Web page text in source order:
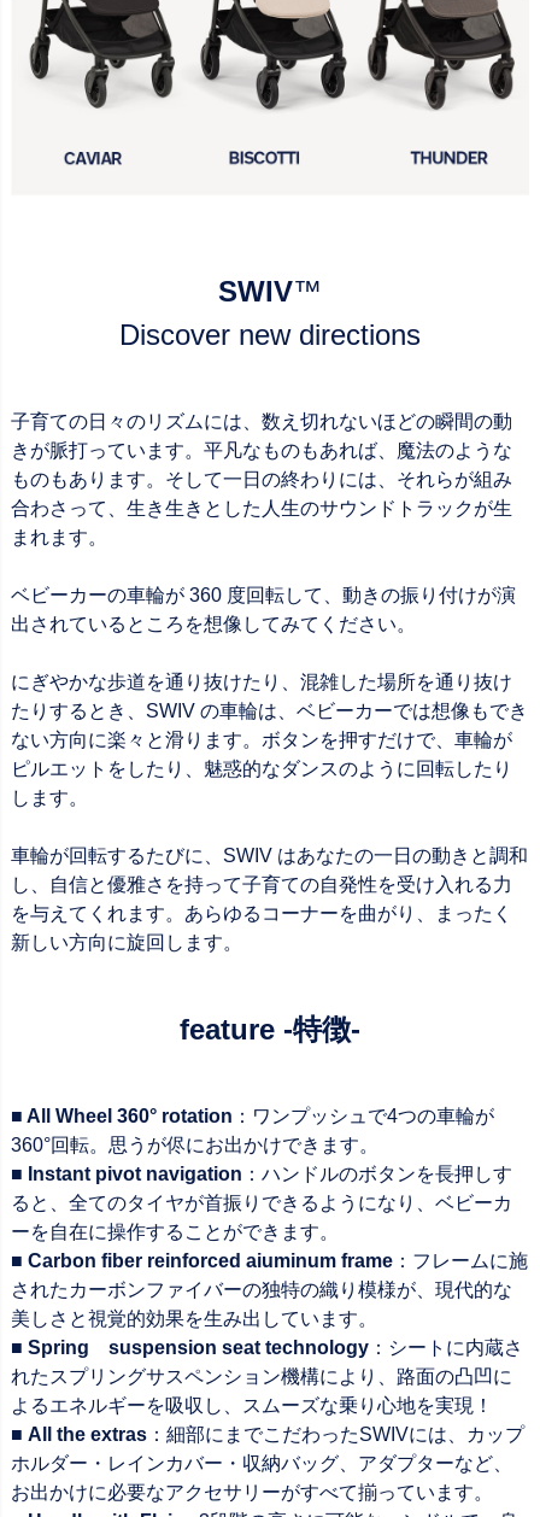
SWIV™
Discover new directions
子育ての日々のリズムには、数え切れないほどの瞬間の動
きが脈打っています。平凡なものもあれば、魔法のような
ものもあります。そして一日の終わりには、それらが組み
合わさって、生き生きとした人生のサウンドトラックが生
まれます。
ベビーカーの車輪が 360 度回転して、動きの振り付けが演
出されているところを想像してみてください。
にぎやかな歩道を通り抜けたり、混雑した場所を通り抜け
たりするとき、SWIV の車輪は、ベビーカーでは想像もでき
ない方向に楽々と滑ります。ボタンを押すだけで、車輪が
ピルエットをしたり、魅惑的なダンスのように回転したり
します。
車輪が回転するたびに、SWIV はあなたの一日の動きと調和
し、自信と優雅さを持って子育ての自発性を受け入れる力
を与えてくれます。あらゆるコーナーを曲がり、まったく
新しい方向に旋回します。
feature -特徴-
■ All Wheel 360° rotation ：ワンプッシュで4つの車輪が
360°回転。思うが侭にお出かけできます。
■ Instant pivot navigation ：ハンドルのボタンを長押しす
ると、全てのタイヤが首振りできるようになり、ベビーカ
ーを自在に操作することができます。
■ Carbon fiber reinforced aiuminum frame：フレームに施
されたカーボンファイバーの独特の織り模様が、現代的な
美しさと視覚的効果を生み出しています。
■ Spring suspension seat technology：シートに内蔵さ
れたスプリングサスペンション機構により、路面の凸凹に
よるエネルギーを吸収し、スムーズな乗り心地を実現！
■ All the extras：細部にまでこだわったSWIVには、カップ
ホルダー・レインカバー・収納バッグ、アダプターなど、
お出かけに必要なアクセサリーがすべて揃っています。